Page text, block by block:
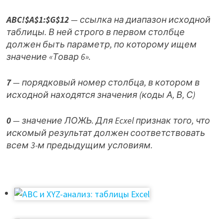
ABC!$A$1:$G$12— ссылка на диапазон исходной
таблицы. В ней строго в первом столбце
должен быть параметр, по которому ищем
значение «Товар 6».
7— порядковый номер столбца, в котором в
исходной находятся значения (коды А, В, С)
0— значение ЛОЖЬ. Для Ecxel признак того, что
искомый результат должен соответствовать
всем 3-м предыдущим условиям.